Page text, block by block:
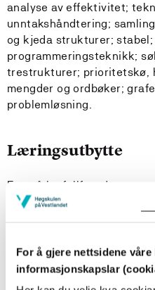
For å gjere nettsidene
informasjonskapslar
analyse av effektivitet;
unntakshåndtering;
og kjeda strukturer;
programmeringsteknikk;
trestrukturer; prioritetskø,
mengder og ordbøker;
problemløsning.
Læringsutbytte
Etter å ha fullført dette
Beskrive kontrakten
abstrakte datatyper
Forklare oppbygging og